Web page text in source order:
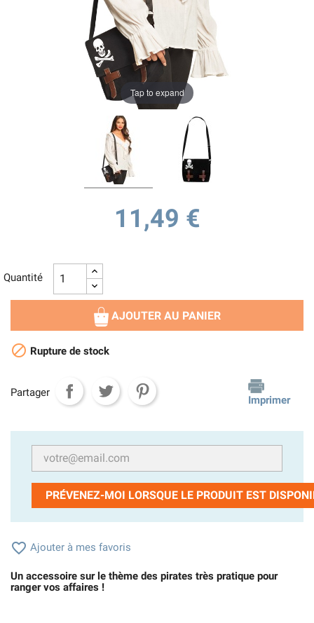
Tap to expand
11,49 €
Quantité
AJOUTER AU PANIER
 Rupture de stock
Partager
Imprimer
PRÉVENEZ-MOI LORSQUE LE PRODUIT EST
 Ajouter à mes favoris
Un accessoire sur le thème des pirates très pratique pour
ranger vos affaires !